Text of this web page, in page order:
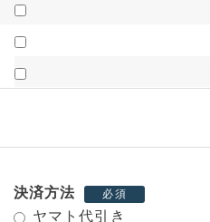
決済方法 必須
ヤマト代引き